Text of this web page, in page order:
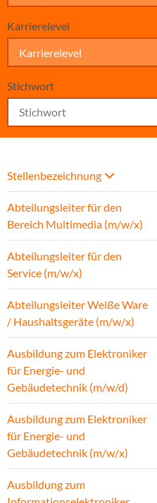
Karrierelevel
Karrierelevel
Stichwort
Stellenbezeichnung
Abteilungsleiter für den
Bereich Multimedia (m/w/x)
Abteilungsleiter für den
Service (m/w/x)
Abteilungsleiter Weiße Ware
/ Haushaltsgeräte (m/w/x)
Ausbildung zum Elektroniker
für Energie- und
Gebäudetechnik (m/w/d)
Ausbildung zum Elektroniker
für Energie- und
Gebäudetechnik (m/w/x)
Ausbildung zum